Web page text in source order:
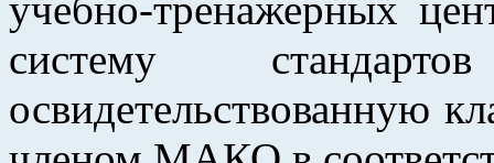
систему
освидетельствованную